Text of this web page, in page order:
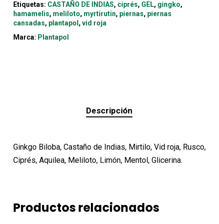
Etiquetas: CASTAÑO DE INDIAS, ciprés, GEL, gingko,
hamamelis, meliloto, myrtirutin, piernas, piernas
cansadas, plantapol , vid roja
Marca: Plantapol
Descripción
Ginkgo Biloba, Castaño de Indias, Mirtilo, Vid roja, Rusco,
Ciprés, Aquilea, Meliloto, Limón, Mentol, Glicerina.
Productos relacionados